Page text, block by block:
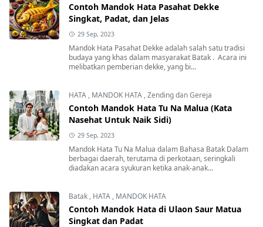
Contoh Mandok Hata Pasahat Dekke
Singkat, Padat, dan Jelas
29 Sep, 2023
Mandok Hata Pasahat Dekke adalah salah satu tradisi
budaya yang khas dalam masyarakat Batak . Acara ini
melibatkan pemberian dekke, yang bi...
HATA , MANDOK HATA ,Zending dan Gereja
Contoh Mandok Hata Tu Na Malua (Kata
Nasehat Untuk Naik Sidi)
29 Sep, 2023
Mandok Hata Tu Na Malua dalam Bahasa Batak Dalam
berbagai daerah, terutama di perkotaan, seringkali
diadakan acara syukuran ketika anak-anak...
Batak , HATA , MANDOK HATA
Contoh Mandok Hata di Ulaon Saur Matua
Singkat dan Padat